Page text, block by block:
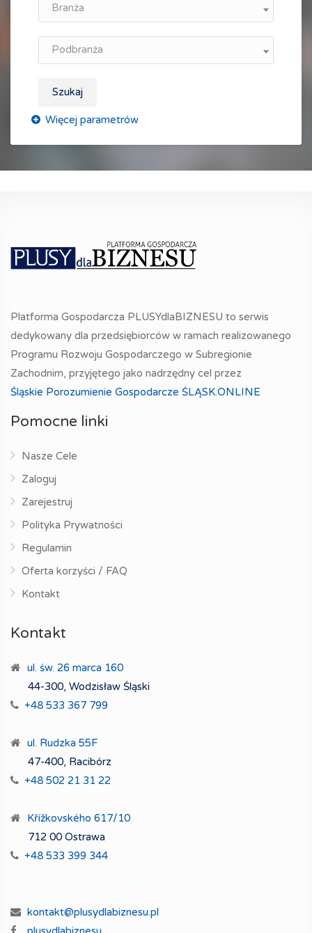
Branża
Podbranża
Szukaj
Platforma Gospodarcza PLUSYdlaBIZNESU to serwis
dedykowany dla przedsiębiorców w ramach realizowanego
Programu Rozwoju Gospodarczego w Subregionie
Zachodnim, przyjętego jako nadrzędny cel przez
Śląskie Porozumienie Gospodarcze ŚLĄSK.ONLINE
Pomocne linki
Nasze Cele
Zaloguj
Zarejestruj
Polityka Prywatności
Regulamin
Oferta korzyści / FAQ
Kontakt
Kontakt
ul. św. 26 marca 160
44-300, Wodzisław Śląski
+48 533 367 799
ul. Rudzka 55F
47-400, Racibórz
+48 502 21 31 22
Křížkovského 617/10
712 00 Ostrawa
+48 533 399 344
kontakt@plusydlabiznesu.pl